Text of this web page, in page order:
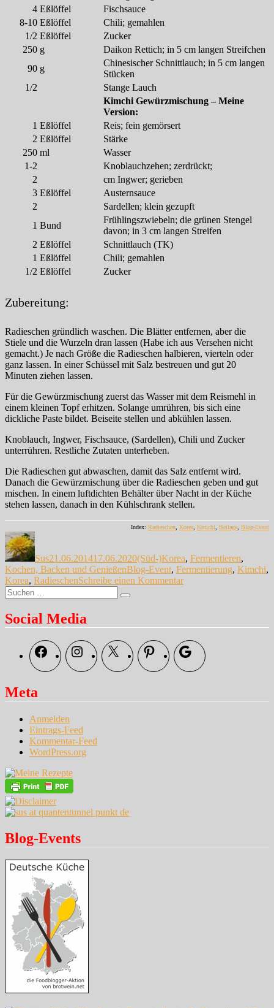
4 Eßlöffel
Fischsauce
8-10 Eßlöffel
Chili; gemahlen
1/2 Eßlöffel
Zucker
250 g
Daikon Rettich; in 5 cm langen Streifchen
90 g
Chinesischer Schnittlauch; in 5 cm langen
Stücken
1/2
Stange Lauch
Kimchi Gewürzmischung – Meine
Version:
1 Eßlöffel
Reis; fein gemörsert
2 Eßlöffel
Stärke
250 ml
Wasser
1-2
Knoblauchzehen; zerdrückt;
2
cm Ingwer; gerieben
3 Eßlöffel
Austernsauce
2
Sardellen; klein gezupft
1 Bund
Frühlingszwiebeln; die grünen Stengel
davon; in 3 cm langen Streifen
2 Eßlöffel
Schnittlauch (TK)
1 Eßlöffel
Chili; gemahlen
1/2 Eßlöffel Zucker
Zubereitung:
Radieschen gründlich waschen. Die Blätter entfernen, aber die
Stiele und die Wurzeln dran lassen (Habe ich aus Versehen nicht
gemacht.) Je nach Größe die Radieschen halbieren, vierteln oder
ganz lassen. In einer Schüssel mit Salz bestreuen und gut 20
Minuten ziehen lassen.
Für die Gewürzmischung zuerst das Wasser mit dem Reismehl in
einem kleinen Topf erhitzen. Solange umrühren, bis sich eine
dickliche Paste bildet. Beiseite stellen und abkühlen lassen.
Knoblauch, Ingwer, Fischsauce, (Sardellen), Chili und Zucker
unterrühren. Restliche Zutaten unterheben.
Die Radieschen gut abwaschen, damit das Salz entfernt wird.
Danach die Gewürzmischung über die Radieschen geben und gut
mischen. In einem luftdichten Behälter über Nacht in der Küche
stehen lassen, danach in den Kühlschrank stellen.
Index: Radieschen Korea Kimchi Beilage Blog-Event
Autor
Sus21.06.201417.06.2020(Süd-)Korea, Fermentieren,
Kochen, Backen und GenießenSchlagwörter
Blog-Event, Fermentierung, Kimchi,
Korea, RadieschenSchreibe einen Kommentarzu
Suche
nach:
Suchen
Social Media
FacebookInstagramX Pinterest Google
Meta
Anmelden
Eintrags-Feed
Kommentar-Feed
WordPress.org
Blog-Events